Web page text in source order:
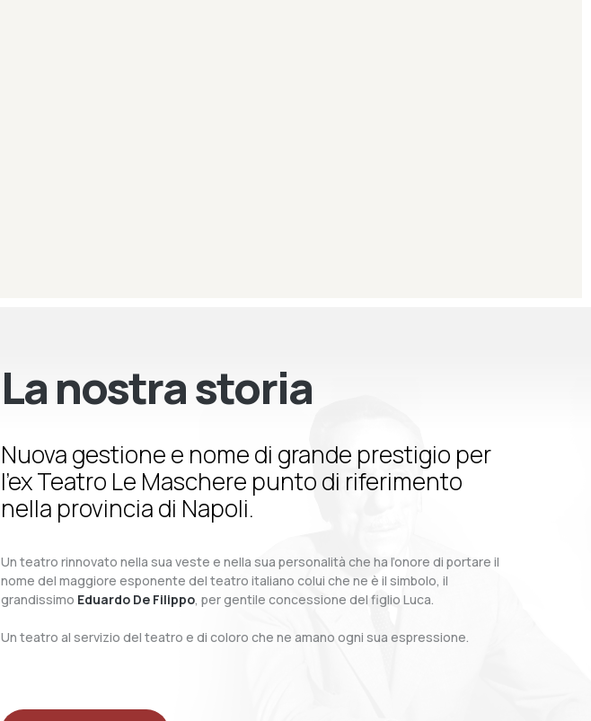
La nostra storia
Nuova gestione e nome di grande prestigio per
l’ex Teatro Le Maschere punto di riferimento
nella provincia di Napoli.
Un teatro rinnovato nella sua veste e nella sua personalità che ha l’onore di portare il
nome del maggiore esponente del teatro italiano colui che ne è il simbolo, il
grandissimo Eduardo De Filippo, per gentile concessione del figlio Luca.
Un teatro al servizio del teatro e di coloro che ne amano ogni sua espressione.